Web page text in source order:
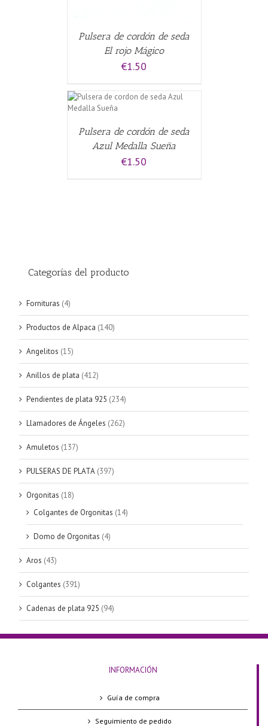
Pulsera de cordón de seda
El rojo Mágico
€1.50
Pulsera de cordón de seda
Azul Medalla Sueña
€1.50
Categorías del producto
Fornituras (4)
Productos de Alpaca (140)
Angelitos (15)
Anillos de plata (412)
Pendientes de plata 925 (234)
Llamadores de Ángeles (262)
Amuletos (137)
PULSERAS DE PLATA (397)
Orgonitas (18)
Colgantes de Orgonitas (14)
Domo de Orgonitas (4)
Aros (43)
Colgantes (391)
Cadenas de plata 925 (94)
INFORMACIÓN
Guía de compra
Seguimiento de pedido